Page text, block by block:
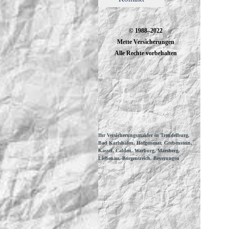
© 1988–2022
Mette Versicherungen
Alle Rechte vorbehalten
Ihr Versicherungsmakler in Trendelburg,
Bad Karlshafen, Hofgeismar, Grebenstein,
Kassel, Calden, Warburg, Marsberg,
Liebenau, Borgentreich, Beverungen